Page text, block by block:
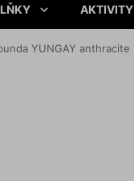
AKTIVITY
YUNGAY anthracite